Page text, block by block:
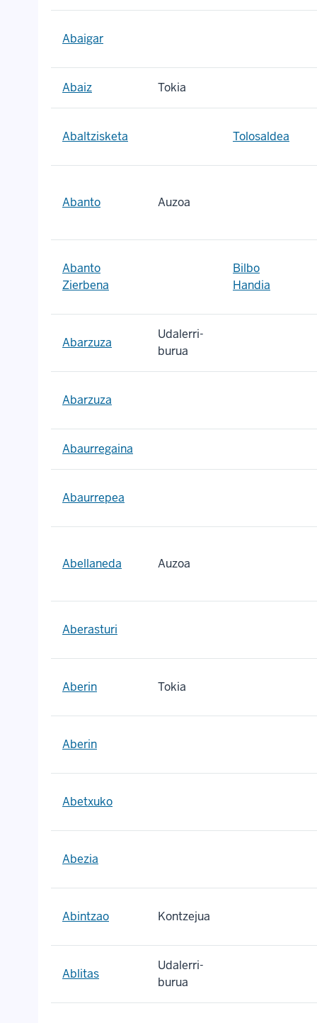
Abaigar
Abaiz Tokia
Abaltzisketa Tolosaldea
Abanto Auzoa
Abanto
Zierbena
Bilbo
Handia
Abarzuza
Udalerri-
burua
Abarzuza
Abaurregaina
Abaurrepea
Abellaneda Auzoa
Aberasturi
Aberin Tokia
Aberin
Abetxuko
Abezia
Abintzao Kontzejua
Ablitas
Udalerri-
burua